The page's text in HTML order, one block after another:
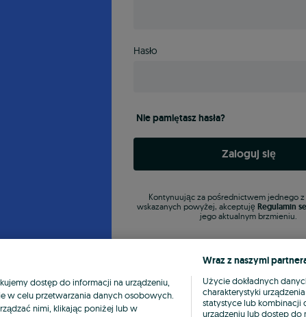
Hasło
Nie pamiętasz hasła?
Zaloguj się
Kontynuując za pośrednictwem jednego
wskazanych powyżej, akceptuję Regulamin
jego aktualnym brzmieniu.
dostęp do informacji na urządzeniu,
w celu przetwarzania danych osobowych.
nimi, klikając poniżej lub w
Wraz z naszymi
Użycie dokładnych
charakterystyki
statystyce lub kombinacji
urządzeniu lub dostęp do